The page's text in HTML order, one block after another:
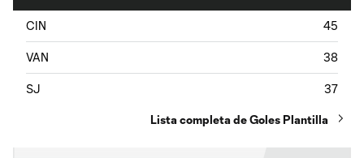
CIN 45
VAN 38
SJ 37
Lista completa de Goles Plantilla